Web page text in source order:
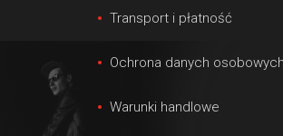
Transport i płatność
Ochrona danych osobowych
Warunki handlowe